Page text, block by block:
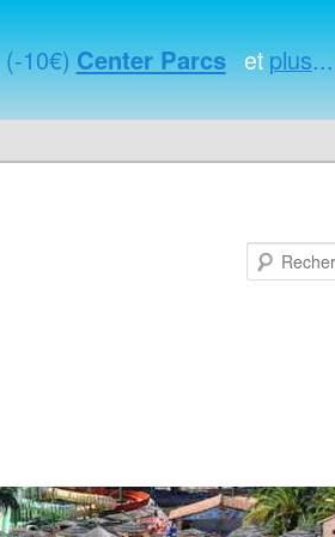
(-10€)Center Parcsetplus...